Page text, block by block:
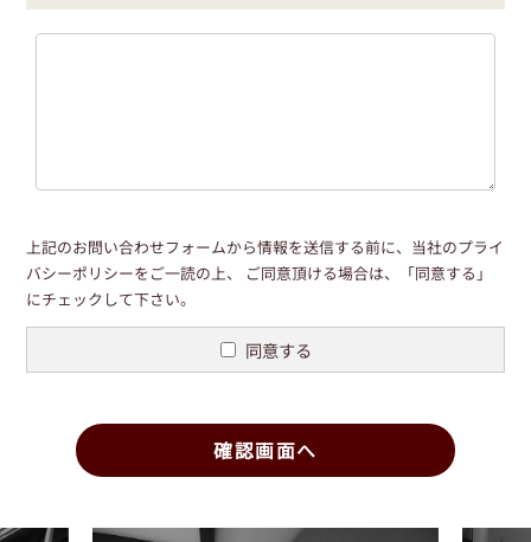
上記のお問い合わせフォームから情報を送信する前に、当社のプライ
バシーポリシーをご一読の上、 ご同意頂ける場合は、「同意する」
にチェックして下さい。
同意する